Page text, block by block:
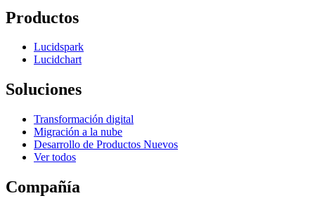
Productos
Lucidspark
Lucidchart
Soluciones
Transformación digital
Migración a la nube
Desarrollo de Productos Nuevos
Ver todos
Compañía